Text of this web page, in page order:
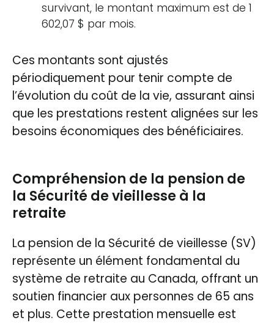
survivant, le montant maximum est de 1
602,07 $ par mois​​.
Ces montants sont ajustés
périodiquement pour tenir compte de
l’évolution du coût de la vie, assurant ainsi
que les prestations restent alignées sur les
besoins économiques des bénéficiaires.
Compréhension de la pension de
la Sécurité de vieillesse à la
retraite
La pension de la Sécurité de vieillesse (SV)
représente un élément fondamental du
système de retraite au Canada, offrant un
soutien financier aux personnes de 65 ans
et plus. Cette prestation mensuelle est